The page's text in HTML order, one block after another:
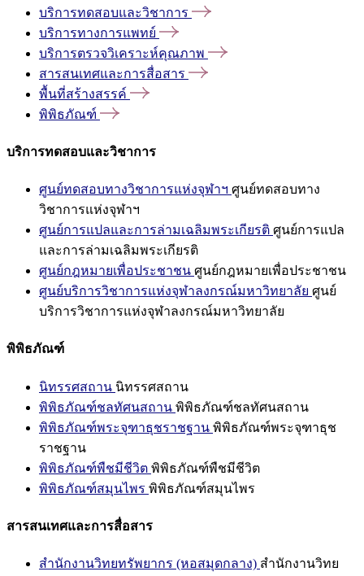
บริการทดสอบและวิชาการ
บริการทางการแพทย์
บริการตรวจวิเคราะห์คุณภาพ
สารสนเทศและการสื่อสาร
พื้นที่สร้างสรรค์
พิพิธภัณฑ์
บริการทดสอบและวิชาการ
ศูนย์ทดสอบทางวิชาการแห่งจุฬาฯ ศูนย์ทดสอบทาง
วิชาการแห่งจุฬาฯ
ศูนย์การแปลและการล่ามเฉลิมพระเกียรติ ศูนย์การแปล
และการล่ามเฉลิมพระเกียรติ
ศูนย์กฎหมายเพื่อประชาชน ศูนย์กฎหมายเพื่อประชาชน
ศูนย์บริการวิชาการแห่งจุฬาลงกรณ์มหาวิทยาลัย ศูนย์
บริการวิชาการแห่งจุฬาลงกรณ์มหาวิทยาลัย
พิพิธภัณฑ์
นิทรรศสถาน นิทรรศสถาน
พิพิธภัณฑ์ชลทัศนสถาน พิพิธภัณฑ์ชลทัศนสถาน
พิพิธภัณฑ์พระจุฑาธุชราชฐาน พิพิธภัณฑ์พระจุฑาธุช
ราชฐาน
พิพิธภัณฑ์พืชมีชีวิต พิพิธภัณฑ์พืชมีชีวิต
พิพิธภัณฑ์สมุนไพร พิพิธภัณฑ์สมุนไพร
สารสนเทศและการสื่อสาร
สำนักงานวิทยทรัพยากร (หอสมุดกลาง) สำนักงานวิทย